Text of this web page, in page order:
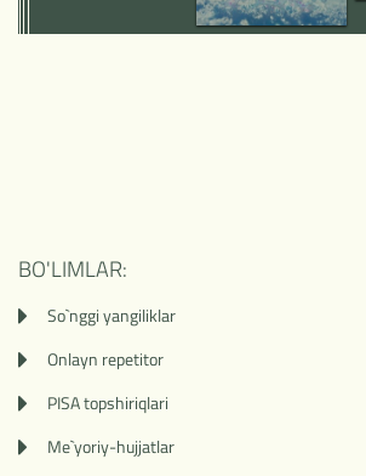
BO'LIMLAR:
So`nggi yangiliklar
Onlayn repetitor
PISA topshiriqlari
Me`yoriy-hujjatlar